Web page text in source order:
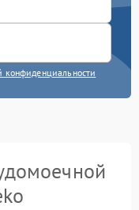
конфиденциальности